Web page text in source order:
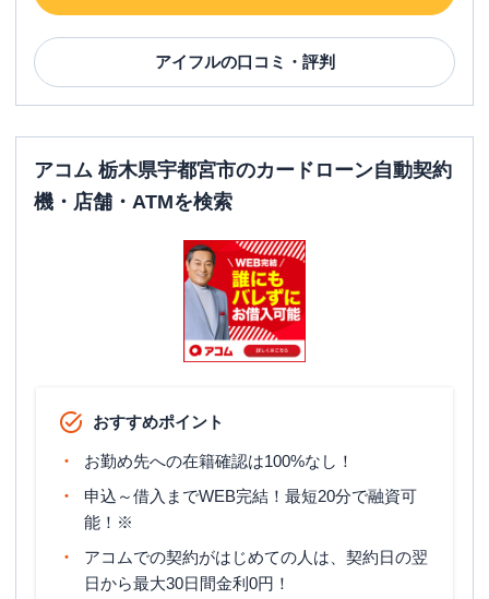
アイフル
【2026/2/28閉店】環状線御幸ケ原
営業時間
土曜：09:00-21:00
日祝
：09:00-21:00
ATM営業時間
平日：-
土曜
：
日祝：-
✕
栃木県宇都宮市御幸ケ原町字道下５３－
営業時間
平日：9：00～15：00
土曜
ATM営業時間
平日：7：00～24：00
土曜：8：00～21：00
アイフルの口コミ・評判
アコム 栃木県宇都宮市のカードローン自動契約
機・店舗・ATMを検索
おすすめポイント
お勤め先への在籍確認は100%なし！
申込～借入までWEB完結！最短20分で融資可
能！※
アコムでの契約がはじめての人は、契約日の翌
日から最大30日間金利0円！